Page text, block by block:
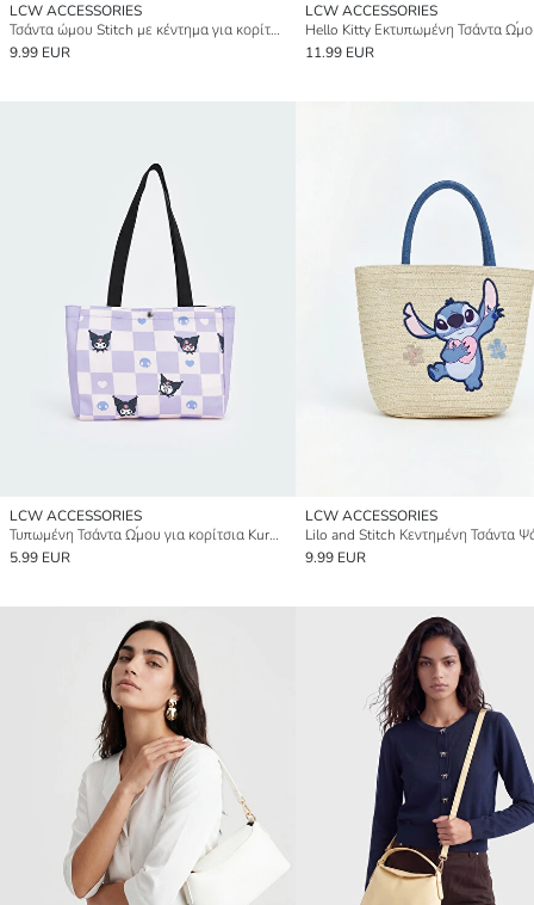
LCW ACCESSORIES
Τσάντα ώμου Stitch με κέντημα για κορίτσια
9.99 EUR
LCW ACCESSORIES
11.99 EUR
LCW ACCESSORIES
Τυπωμένη Τσάντα Ώμου για κορίτσια Kuromi
5.99 EUR
LCW ACCESSORIES
9.99 EUR